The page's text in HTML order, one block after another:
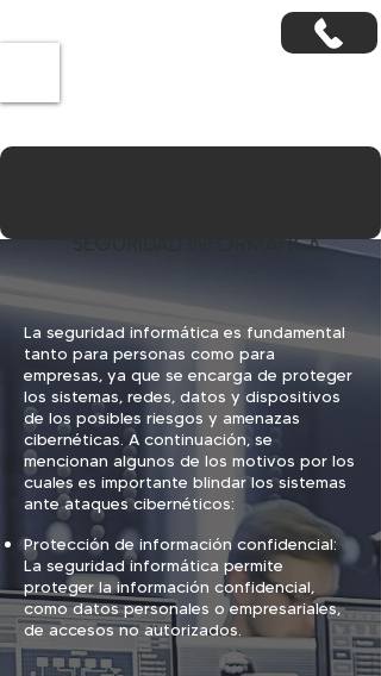
Informática
La seguridad informática es fundamental
tanto para personas como para
empresas, ya que se encarga de proteger
los sistemas, redes, datos y dispositivos
de los posibles riesgos y amenazas
cibernéticas. A continuación, se
mencionan algunos de los motivos por los
cuales es importante blindar los sistemas
ante ataques cibernéticos:
Protección de información confidencial:
La seguridad informática permite
proteger la información confidencial,
como datos personales o empresariales,
de accesos no autorizados.